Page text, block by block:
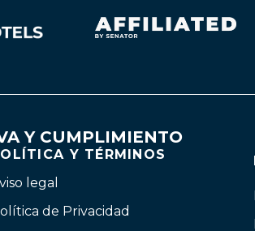
Y CUMPLIMIENTO
Y TÉRMINOS
legal
de Privacidad